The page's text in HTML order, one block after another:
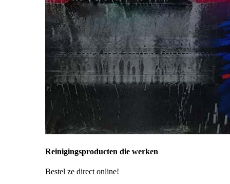
Reinigingsproducten die werken
Bestel ze direct online!